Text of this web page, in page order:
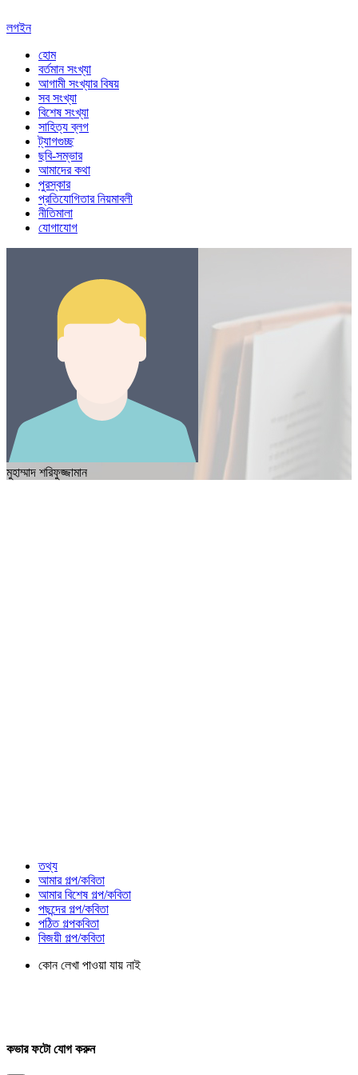
লগইন
হোম
বর্তমান সংখ্যা
আগামী সংখ্যার বিষয়
সব সংখ্যা
বিশেষ সংখ্যা
সাহিত্য ব্লগ
ট্যাগগুচ্ছ
ছবি-সম্ভার
আমাদের কথা
পুরস্কার
প্রতিযোগিতার নিয়মাবলী
নীতিমালা
যোগাযোগ
মুহাম্মাদ শরিফুজ্জামান
তথ্য
আমার গল্প/কবিতা
আমার বিশেষ গল্প/কবিতা
পছন্দের গল্প/কবিতা
পঠিত গল্পকবিতা
বিজয়ী গল্প/কবিতা
কোন লেখা পাওয়া যায় নাই
কভার ফটো যোগ করুন